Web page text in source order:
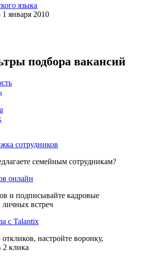
языка
1 января 2010
подбора вакансий
сотрудников
семейным сотрудникам?
онлайн
и подписывайте кадровые
личных встреч
с Talantix
настройте воронку,
2 клика